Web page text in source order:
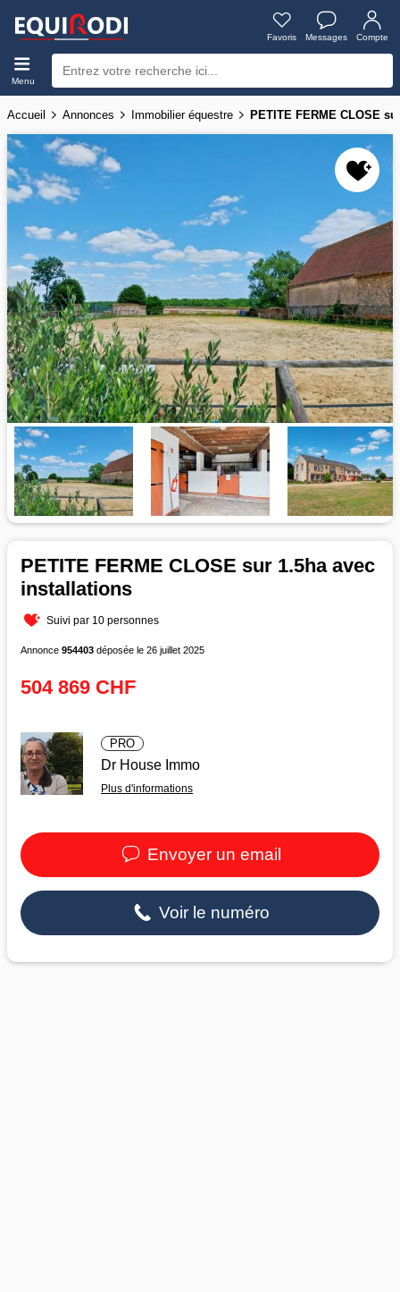
Favoris Messages Compte
Menu
Accueil Annonces Immobilier équestre PETITE FERME CLOSE
PETITE FERME CLOSE sur 1.5ha avec
installations
Suivi par 10 personnes
Annonce 954403 déposée le 26 juillet 2025
504 869 CHF
PRO
Dr House Immo
Plus d'informations
Envoyer un email
Voir le numéro